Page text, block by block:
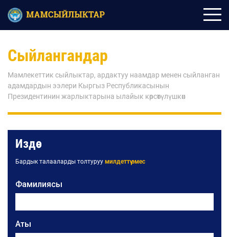
Сыйлангандар
Мамлекеттик сыйлыктар, ардактуу наамдар менен сыйланган
адамдардын ээлери Кыргыз Республикасынын
Президентинин жарлыктарына ылайык көрсөтүлүшкөн
Издөө
Бардык талааларды толтуруу милдеттүү эмес
Фамилиясы
Аты